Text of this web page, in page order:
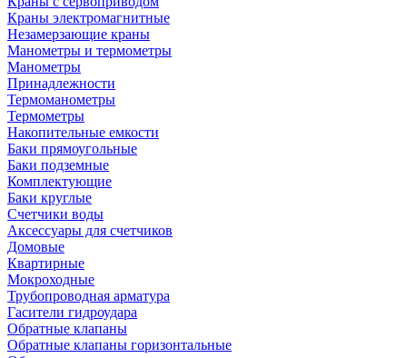
Краны электромагнитные
Незамерзающие краны
Манометры и термометры
Манометры
Принадлежности
Термоманометры
Термометры
Накопительные емкости
Баки прямоугольные
Баки подземные
Комплектующие
Баки круглые
Счетчики воды
Аксессуары для счетчиков
Домовые
Квартирные
Мокроходные
Трубопроводная арматура
Гасители гидроудара
Обратные клапаны
Обратные клапаны горизонтальные